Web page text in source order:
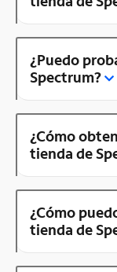
¿Puedo
Spectrum?
¿Cómo
tienda de
¿Cómo
tienda de